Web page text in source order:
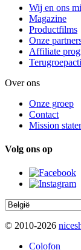
Wij en ons
Magazine
Productfilms
Onze
Affiliate
Over ons
Onze groep
Contact
Mission
Volg ons op
© 2010-2026
Colofon